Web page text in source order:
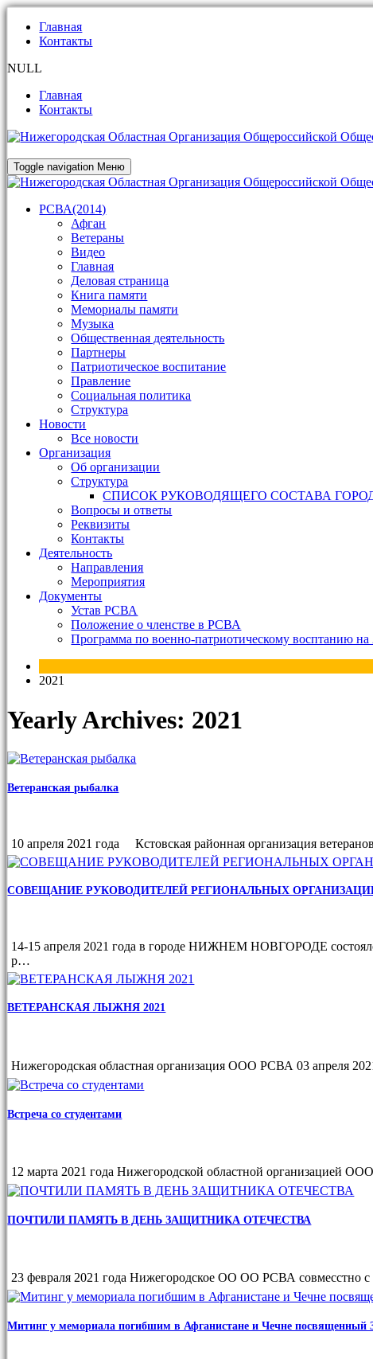
Главная
Контакты
NULL
Главная
Контакты
Toggle navigation Меню
РСВА(2014)
Афган
Ветераны
Видео
Главная
Деловая страница
Книга памяти
Мемориалы памяти
Музыка
Общественная деятельность
Партнеры
Патриотическое воспитание
Правление
Социальная политика
Структура
Новости
Все новости
Организация
Об организации
Структура
СПИСОК РУКОВОДЯЩЕГО СОСТАВА
Вопросы и ответы
Реквизиты
Контакты
Деятельность
Направления
Мероприятия
Документы
Устав РСВА
Положение о членстве в РСВА
Программа по военно-патриотическому восптанию на
2021
Yearly Archives: 2021
Ветеранская рыбалка
10 апреля 2021 года Кстовская районная организация
СОВЕЩАНИЕ РУКОВОДИТЕЛЕЙ РЕГИОНАЛЬНЫХ
14-15 апреля 2021 года в городе НИЖНЕМ НОВГОРОДЕ
р…
ВЕТЕРАНСКАЯ ЛЫЖНЯ 2021
Нижегородская областная организация ООО РСВА 03 апреля
Встреча со студентами
12 марта 2021 года Нижегородской областной организацией
ПОЧТИЛИ ПАМЯТЬ В ДЕНЬ ЗАЩИТНИКА ОТЕЧЕСТВА
23 февраля 2021 года Нижегородское ОО ОО РСВА
Митинг у мемориала погибшим в Афганистане и Чечне посвященный